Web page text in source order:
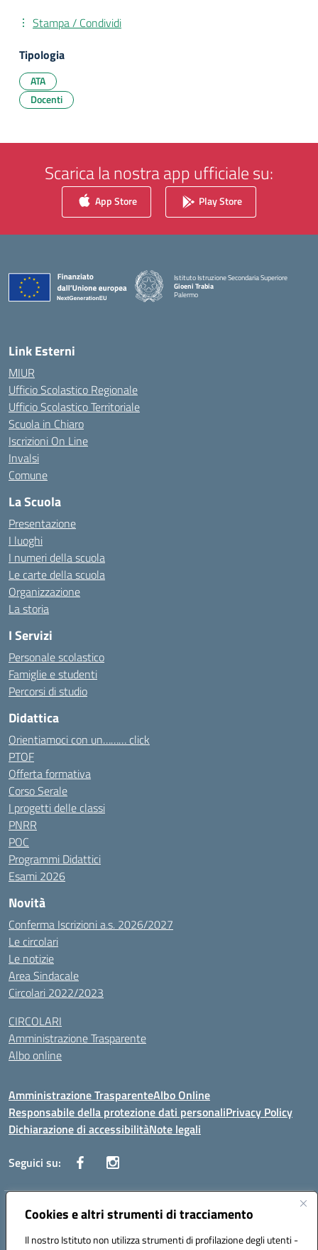
Cookies e altri strumenti di tracciamento
Il nostro Istituto non utilizza strumenti di profilazione degli utenti -
Stampa / Condividi
Tipologia
ATA
Docenti
Scarica la nostra app ufficiale su:
App Store Play Store
Istituto Istruzione Secondaria Superiore
Gioeni Trabia
Palermo
Link Esterni
MIUR
Ufficio Scolastico Regionale
Ufficio Scolastico Territoriale
Scuola in Chiaro
Iscrizioni On Line
Invalsi
Comune
La Scuola
Presentazione
I luoghi
I numeri della scuola
Le carte della scuola
Organizzazione
La storia
I Servizi
Personale scolastico
Famiglie e studenti
Percorsi di studio
Didattica
Orientiamoci con un……… click
PTOF
Offerta formativa
Corso Serale
I progetti delle classi
PNRR
POC
Programmi Didattici
Esami 2026
Novità
Conferma Iscrizioni a.s. 2026/2027
Le circolari
Le notizie
Area Sindacale
Circolari 2022/2023
CIRCOLARI
Amministrazione Trasparente
Albo online
Amministrazione TrasparenteAlbo Online
Responsabile della protezione dati personaliPrivacy Policy
Dichiarazione di accessibilitàNote legali
Seguici su:
Indirizzo:Corso Vittorio Emanuele, 27 90133 - Palermo
Posta elettronica certificata (PEC):pais03600r@pec.istruzione.it